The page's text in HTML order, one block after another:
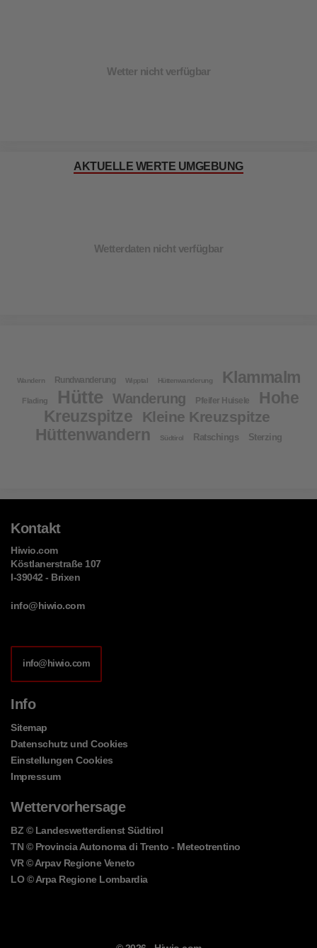
Wetter nicht verfügbar
AKTUELLE WERTE UMGEBUNG
Wetterdaten nicht verfügbar
Wandern Rundwanderung Wipptal Hüttenwanderung Klammalm
Flading Hütte Wanderung Pfeifer Huisele
Hohe
Kreuzspitze
Kleine Kreuzspitze
Hüttenwandern Südtirol Ratschings Sterzing
Kontakt
Hiwio.com
Köstlanerstraße 107
I-39042 - Brixen
info@hiwio.com
info@hiwio.com
Info
Sitemap
Datenschutz und Cookies
Einstellungen Cookies
Impressum
Wettervorhersage
BZ © Landeswetterdienst Südtirol
TN © Provincia Autonoma di Trento - Meteotrentino
VR © Arpav Regione Veneto
LO © Arpa Regione Lombardia